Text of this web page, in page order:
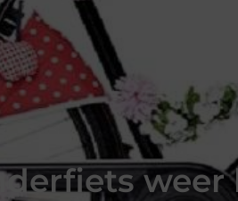
weer